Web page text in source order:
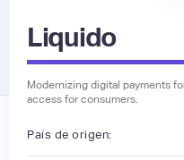
Liquido
Modernizing digital payments
access for consumers.
País de origen: